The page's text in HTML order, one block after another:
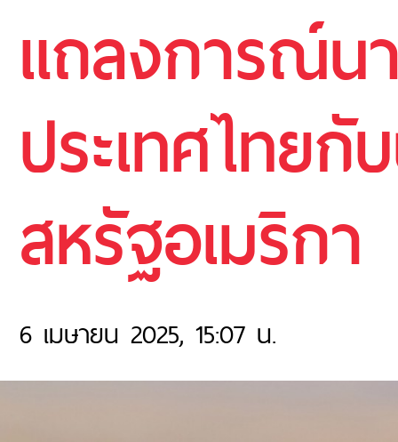
แถลงการณ์น
ประเทศไทยกั
สหรัฐอเมริกา
6 เมษายน 2025, 15:07 น.